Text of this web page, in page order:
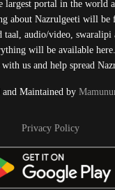
largest portal in the world
about Nazrulgeeti will be
audio/video, swaralipi
will be available
us and help spread
Maintained by
Privacy Policy